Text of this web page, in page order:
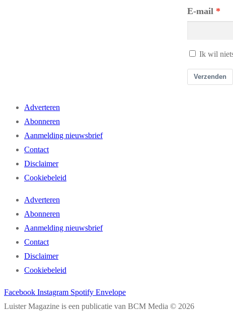
E-mail
Ik wil
Verzenden
Adverteren
Abonneren
Aanmelding nieuwsbrief
Contact
Disclaimer
Cookiebeleid
Adverteren
Abonneren
Aanmelding nieuwsbrief
Contact
Disclaimer
Cookiebeleid
Facebook Instagram Spotify Envelope
Luister Magazine is een publicatie van BCM Media © 2026